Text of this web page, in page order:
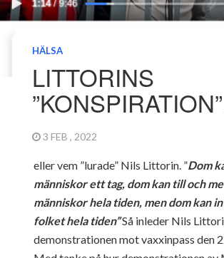
HÄLSA
LITTORINS
3 FEB , 2022
eller vem ”lurade” Nils Littorin. ”Dom
människor ett tag, dom kan till och
människor hela tiden, men dom kan
folket hela tiden”Så inleder Nils
demonstrationen mot vaxxinpass den